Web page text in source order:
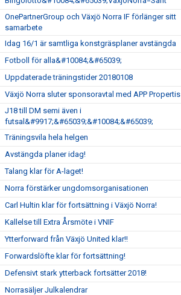
OnePartnerGroup och Växjö Norra IF förlänger sitt
samarbete
Idag 16/1 är samtliga konstgräsplaner avstängda
Fotboll för alla&#10084;&#65039;
Uppdaterade träningstider 20180108
Växjö Norra sluter sponsoravtal med APP Propertis
J18 till DM semi även i
futsal&#9917;&#65039;&#10084;&#65039;
Träningsvila hela helgen
Avstängda planer idag!
Talang klar för A-laget!
Norra förstärker ungdomsorganisationen
Carl Hultin klar för fortsättning i Växjö Norra!
Kallelse till Extra Årsmöte i VNIF
Ytterforward från Växjö United klar!!
Forwardslöfte klar för fortsättning!
Defensivt stark ytterback fortsätter 2018!
Norrasäljer Julkalendrar